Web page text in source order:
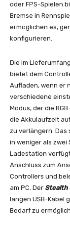
oder FPS-Spielen
Bremse in
ermöglichen es,
konfigurieren.
Die im
bietet dem
Aufladen, wenn er
verschiedene
Modus, der die
die Akkulaufzeit
zu verlängern. Das
in weniger als zwei
Ladestation
Anschluss zum
Controllers und
am PC. Der Stealth
langen USB-Kabel
Bedarf zu